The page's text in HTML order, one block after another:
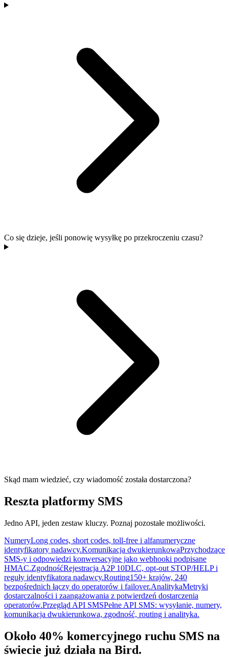
Co się dzieje, jeśli ponowię wysyłkę po przekroczeniu czasu?
Skąd mam wiedzieć, czy wiadomość została dostarczona?
Reszta platformy SMS
Jedno API, jeden zestaw kluczy. Poznaj pozostałe możliwości.
NumeryLong codes, short codes, toll-free i alfanumeryczne
identyfikatory nadawcy.Komunikacja dwukierunkowaPrzychodzące
SMS-y i odpowiedzi konwersacyjne jako webhooki podpisane
HMAC.ZgodnośćRejestracja A2P 10DLC, opt-out STOP/HELP i
reguły identyfikatora nadawcy.Routing150+ krajów, 240
bezpośrednich łączy do operatorów i failover.AnalitykaMetryki
dostarczalności i zaangażowania z potwierdzeń dostarczenia
operatorów.Przegląd API SMSPełne API SMS: wysyłanie, numery,
komunikacja dwukierunkowa, zgodność, routing i analityka.
Około 40% komercyjnego ruchu SMS na
świecie już działa na Bird.